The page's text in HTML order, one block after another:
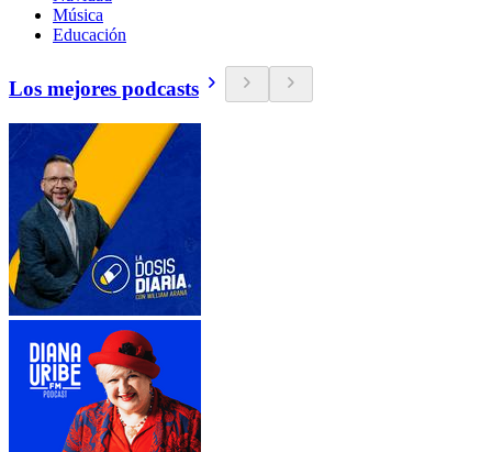
Música
Educación
Los mejores podcasts